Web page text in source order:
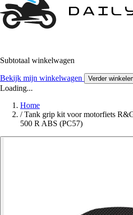
Subtotaal winkelwagen
Bekijk mijn winkelwagen Verder
Loading...
Home
/ Tank grip kit voor motorfiets
500 R ABS (PC57)